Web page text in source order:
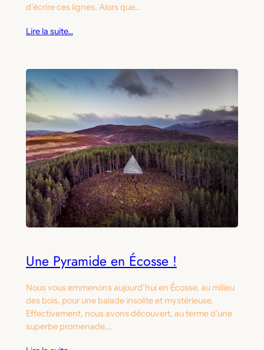
d’écrire ces lignes. Alors que…
Lire la suite…
Une Pyramide en Écosse !
Nous vous emmenons aujourd’hui en Écosse, au milieu
des bois, pour une balade insolite et mystérieuse.
Effectivement, nous avons découvert, au terme d’une
superbe promenade,…